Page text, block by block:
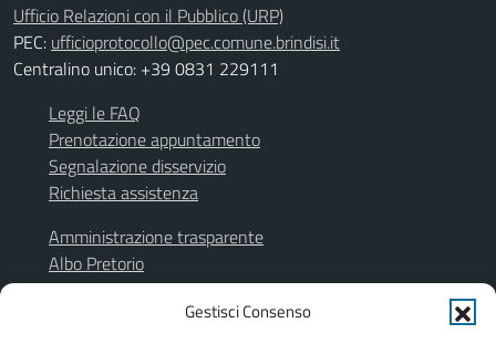
Gestisci Consenso
Ufficio Relazioni con il Pubblico (URP)
PEC: ufficioprotocollo@pec.comune.brindisi.it
Centralino unico: +39 0831 229111
Leggi le FAQ
Prenotazione appuntamento
Segnalazione disservizio
Richiesta assistenza
Amministrazione trasparente
Albo Pretorio
Segnalazione illeciti
Informativa privacy